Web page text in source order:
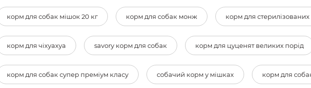
корм для собак мішок 20 кг корм для собак монж корм для стерилізованих
корм для чіхуахуа savory корм для собак корм для цуценят великих порід
корм для собак супер преміум класу собачий корм у мішках корм для